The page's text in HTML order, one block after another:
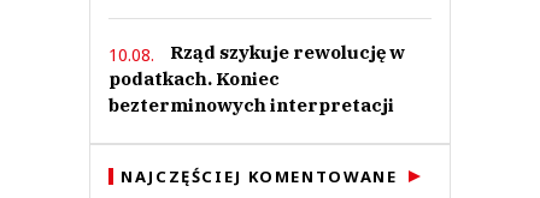
10.08.
Rząd szykuje rewolucję w
podatkach. Koniec
bezterminowych interpretacji
NAJCZĘŚCIEJ KOMENTOWANE